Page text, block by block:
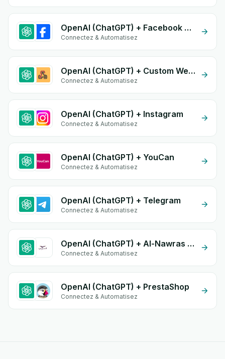
OpenAI (ChatGPT) + Facebook Commerce
Connectez & Automatisez
OpenAI (ChatGPT) + Custom Webhook
Connectez & Automatisez
OpenAI (ChatGPT) + Instagram
Connectez & Automatisez
OpenAI (ChatGPT) + YouCan
Connectez & Automatisez
OpenAI (ChatGPT) + Telegram
Connectez & Automatisez
OpenAI (ChatGPT) + Al-Nawras (Nawris)
Connectez & Automatisez
OpenAI (ChatGPT) + PrestaShop
Connectez & Automatisez